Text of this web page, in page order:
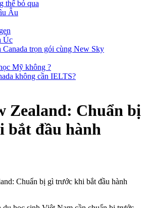
thể bỏ qua
Âu
Úc
Canada trọn gói cùng New Sky
Mỹ không ?
không cần IELTS?
Zealand: Chuẩn bị
bắt đầu hành
Chuẩn bị gì trước khi bắt đầu hành